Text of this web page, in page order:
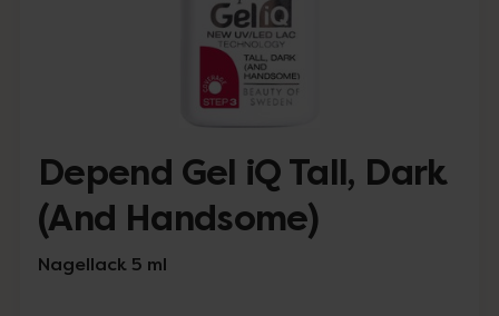
Depend Gel iQ Tall, Dark
(And Handsome)
Nagellack 5 ml